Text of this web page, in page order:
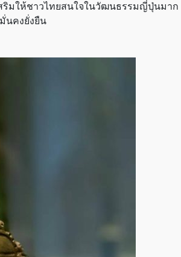
ริมให้ชาวไทยสนใจในวัฒนธรรมญี่ปุ่นมาก
นคงยั่งยืน